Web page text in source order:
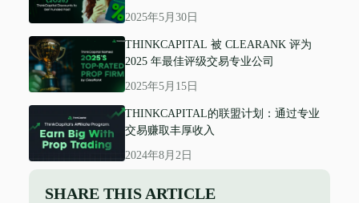
2025年5月30日
THINKCAPITAL 被 CLEARANK 评为
2025 年最佳评级交易专业公司
2025年5月15日
THINKCAPITAL的联盟计划：通过专业
交易赚取丰厚收入
2024年8月2日
SHARE THIS ARTICLE